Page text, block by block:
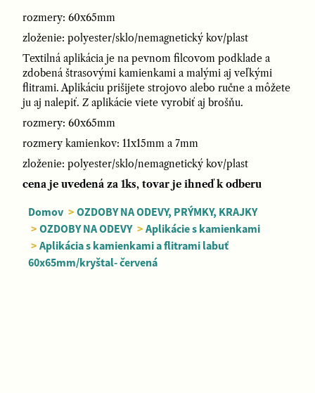
rozmery: 60x65mm
zloženie: polyester/sklo/nemagnetický kov/plast
Textilná aplikácia je na pevnom filcovom podklade a
zdobená štrasovými kamienkami a malými aj veľkými
flitrami. Aplikáciu prišijete strojovo alebo ručne a môžete
ju aj nalepiť. Z aplikácie viete vyrobiť aj brošňu.
rozmery: 60x65mm
rozmery kamienkov: 11x15mm a 7mm
zloženie: polyester/sklo/nemagnetický kov/plast
cena je uvedená za 1ks, tovar je ihneď k odberu
Domov > OZDOBY NA ODEVY, PRÝMKY, KRAJKY
> OZDOBY NA ODEVY > Aplikácie s kamienkami
> Aplikácia s kamienkami a flitrami labuť
60x65mm/kryštal- červená